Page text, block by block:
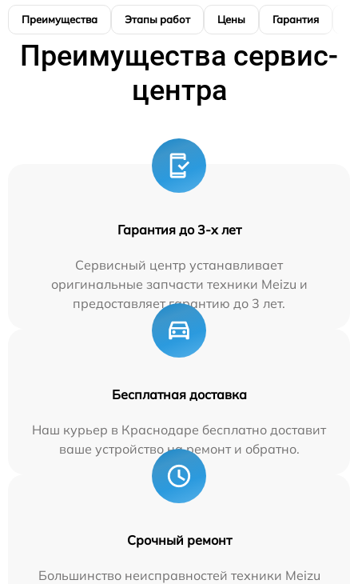
Преимущества Этапы работ Цены Гарантия
Преимущества сервис-
центра
Гарантия до 3-х лет
Сервисный центр устанавливает
оригинальные запчасти техники Meizu и
предоставляет гарантию до 3 лет.
Бесплатная доставка
Наш курьер в Краснодаре бесплатно доставит
ваше устройство на ремонт и обратно.
Срочный ремонт
Большинство неисправностей техники Meizu